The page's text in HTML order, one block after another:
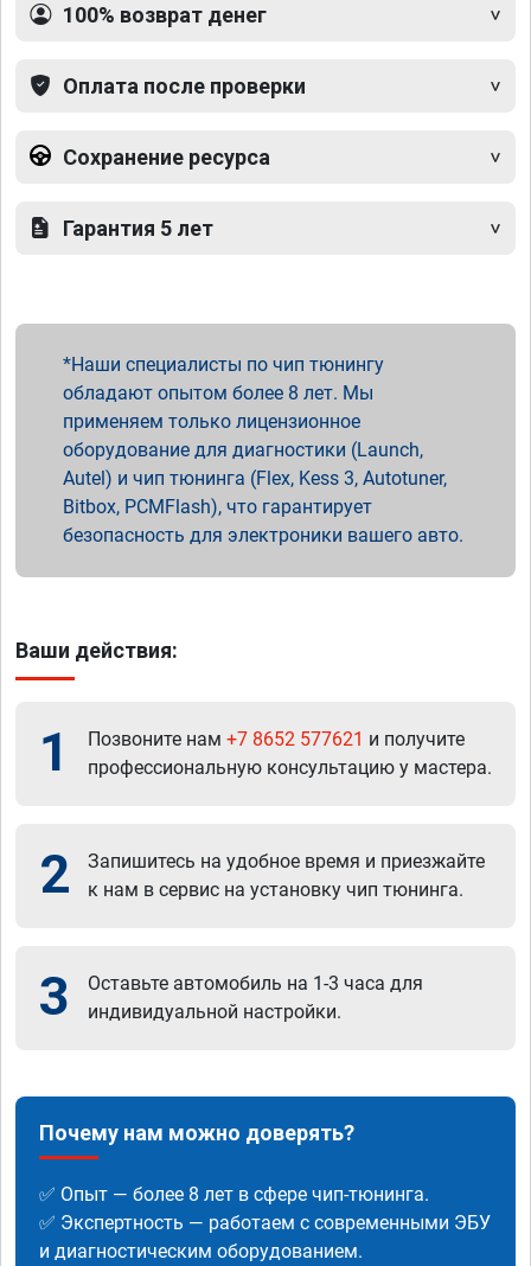
100% возврат денег
Оплата после проверки
Сохранение ресурса
Гарантия 5 лет
Наши специалисты по чип тюнингу
обладают опытом более 8 лет. Мы
применяем только лицензионное
оборудование для диагностики (Launch,
Autel) и чип тюнинга (Flex, Kess 3, Autotuner,
Bitbox, PCMFlash), что гарантирует
безопасность для электроники вашего авто.
Ваши действия:
1 Позвоните нам +7 8652 577621 и получите
профессиональную консультацию у мастера.
2
Запишитесь на удобное время и приезжайте
к нам в сервис на установку чип тюнинга.
3
Оставьте автомобиль на 1-3 часа для
индивидуальной настройки.
Почему нам можно доверять?
✅ Опыт — более 8 лет в сфере чип-тюнинга.
✅ Экспертность — работаем с современными ЭБУ
и диагностическим оборудованием.